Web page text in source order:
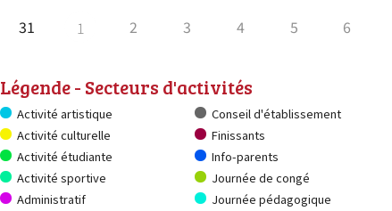
31 1 2 3 4 5 6
Légende - Secteurs d'activités
Activité artistique
Activité culturelle
Activité étudiante
Activité sportive
Administratif
Conseil d'établissement
Finissants
Info-parents
Journée de congé
Journée pédagogique